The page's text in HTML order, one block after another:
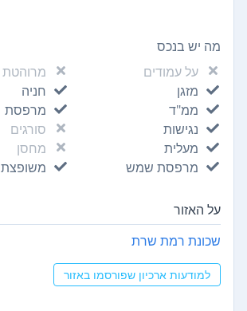
מה יש בנכס
על עמודים
מרוהטת
מזגן
חניה
ממ"ד
מרפסת
נגישות
סורגים
מעלית
מחסן
מרפסת שמש
משופצת
על האזור
שכונת רמת שרת
למודעות ארכיון שפורסמו באזור